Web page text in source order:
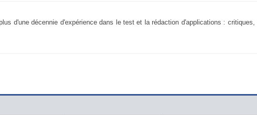
d'une décennie d'expérience dans le test et la rédaction d'applications :